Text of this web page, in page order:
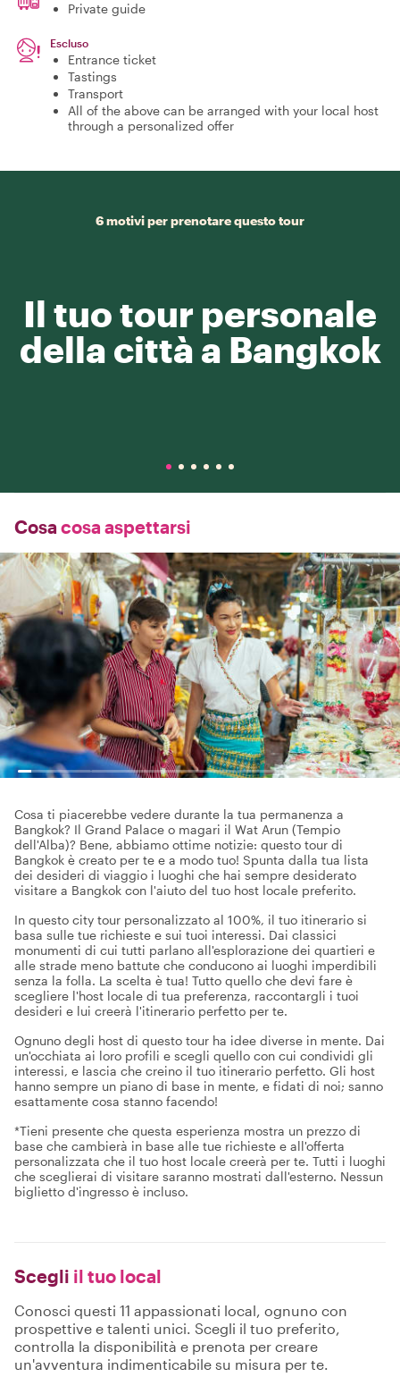
Private guide
Escluso
Entrance ticket
Tastings
Transport
All of the above can be arranged with your local host
through a personalized offer
6 motivi per prenotare questo tour
Il tuo tour personale
della città a Bangkok
Cosa cosa aspettarsi
Cosa ti piacerebbe vedere durante la tua permanenza a
Bangkok? Il Grand Palace o magari il Wat Arun (Tempio
dell'Alba)? Bene, abbiamo ottime notizie: questo tour di
Bangkok è creato per te e a modo tuo! Spunta dalla tua lista
dei desideri di viaggio i luoghi che hai sempre desiderato
visitare a Bangkok con l'aiuto del tuo host locale preferito.
In questo city tour personalizzato al 100%, il tuo itinerario si
basa sulle tue richieste e sui tuoi interessi. Dai classici
monumenti di cui tutti parlano all'esplorazione dei quartieri e
alle strade meno battute che conducono ai luoghi imperdibili
senza la folla. La scelta è tua! Tutto quello che devi fare è
scegliere l'host locale di tua preferenza, raccontargli i tuoi
desideri e lui creerà l'itinerario perfetto per te.
Ognuno degli host di questo tour ha idee diverse in mente. Dai
un'occhiata ai loro profili e scegli quello con cui condividi gli
interessi, e lascia che creino il tuo itinerario perfetto. Gli host
hanno sempre un piano di base in mente, e fidati di noi; sanno
esattamente cosa stanno facendo!
*Tieni presente che questa esperienza mostra un prezzo di
base che cambierà in base alle tue richieste e all'offerta
personalizzata che il tuo host locale creerà per te. Tutti i luoghi
che sceglierai di visitare saranno mostrati dall'esterno. Nessun
biglietto d'ingresso è incluso.
Scegli il tuo local
Conosci questi 11 appassionati local, ognuno con
prospettive e talenti unici. Scegli il tuo preferito,
controlla la disponibilità e prenota per creare
un'avventura indimenticabile su misura per te.